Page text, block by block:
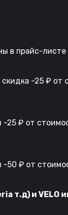
в прайс-листе
-25 ₽ от
-25 ₽ от
-50 ₽ от
т.д) и VELO